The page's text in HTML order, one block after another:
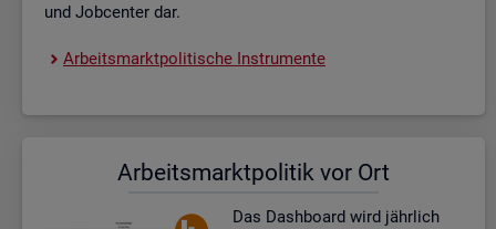
und Job­cen­ter dar.
Ar­beits­markt­po­li­ti­sche In­stru­men­te
Ar­beits­markt­po­li­tik vor Ort
Das Da­sh­board wird jähr­lich